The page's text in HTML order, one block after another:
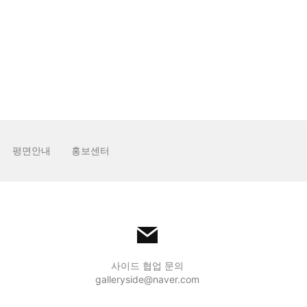
평면안내 홍보센터
사이드 협업 문의
galleryside@naver.com